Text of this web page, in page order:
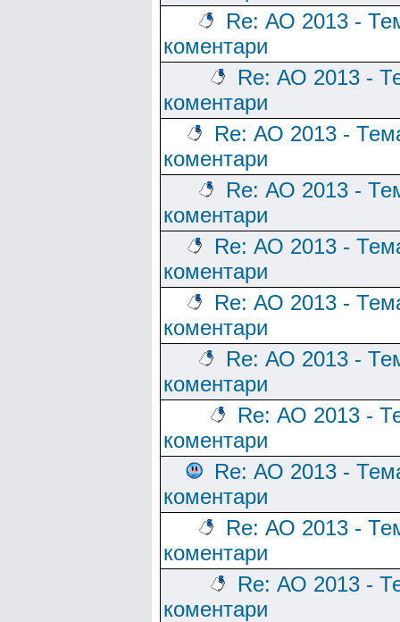
Re: АО 2013 -
коментари
Re: АО 2013 -
коментари
Re: АО 2013 -
коментари
Re: АО 2013 -
коментари
Re: АО 2013 -
коментари
Re: АО 2013 -
коментари
Re: АО 2013 -
коментари
Re: АО 2013 -
коментари
Re: АО 2013 -
коментари
Re: АО 2013 -
коментари
Re: АО 2013 -
коментари